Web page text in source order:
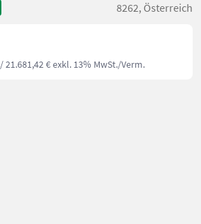
8262, Österreich
/ 21.681,42 € exkl. 13% MwSt./Verm.